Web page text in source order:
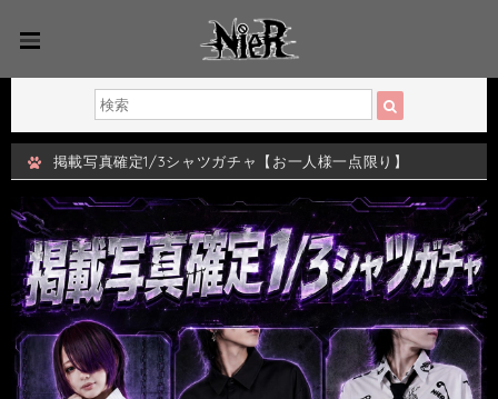
掲載写真確定1/3シャツガチャ【お一人様一点限り】